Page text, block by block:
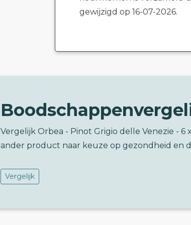
gewijzigd op 16-07-2026.
Vergelijk Orbea - Pinot Grigio delle Venezie - 6
ander product naar keuze op gezondheid en
Vergelijk